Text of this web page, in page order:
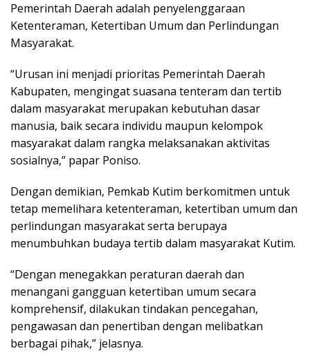
Pemerintah Daerah adalah penyelenggaraan
Ketenteraman, Ketertiban Umum dan Perlindungan
Masyarakat.
“Urusan ini menjadi prioritas Pemerintah Daerah
Kabupaten, mengingat suasana tenteram dan tertib
dalam masyarakat merupakan kebutuhan dasar
manusia, baik secara individu maupun kelompok
masyarakat dalam rangka melaksanakan aktivitas
sosialnya,” papar Poniso.
Dengan demikian, Pemkab Kutim berkomitmen untuk
tetap memelihara ketenteraman, ketertiban umum dan
perlindungan masyarakat serta berupaya
menumbuhkan budaya tertib dalam masyarakat Kutim.
“Dengan menegakkan peraturan daerah dan
menangani gangguan ketertiban umum secara
komprehensif, dilakukan tindakan pencegahan,
pengawasan dan penertiban dengan melibatkan
berbagai pihak,” jelasnya.